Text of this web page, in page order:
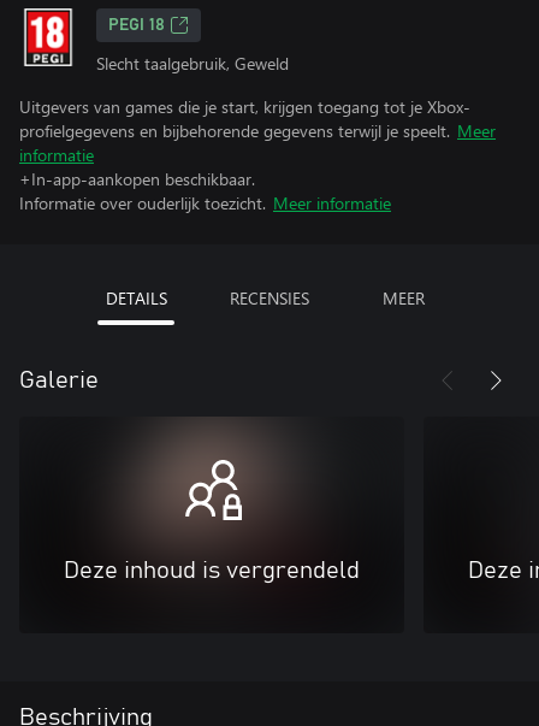
PEGI 18
Slecht taalgebruik, Geweld
Uitgevers van games die je start, krijgen toegang tot je Xbox-
profielgegevens en bijbehorende gegevens terwijl je speelt. Meer
informatie
+In-app-aankopen beschikbaar.
Informatie over ouderlijk toezicht. Meer informatie
DETAILS RECENSIES MEER
Galerie
Deze inhoud is vergrendeld Deze
Beschrijving